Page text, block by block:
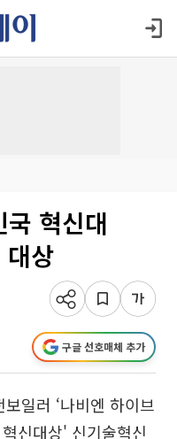
혁신대
상
구글 선호매체 추가
일러 ‘나비엔 하이브
신대상' 신기술혁신